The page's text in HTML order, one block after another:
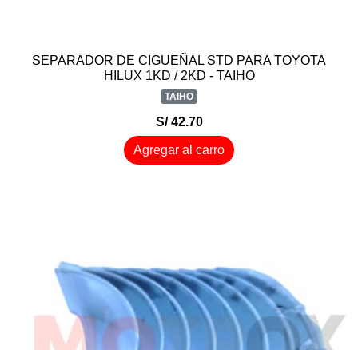
SEPARADOR DE CIGUEÑAL STD PARA TOYOTA
HILUX 1KD / 2KD - TAIHO
TAIHO
S/ 42.70
Agregar al carro